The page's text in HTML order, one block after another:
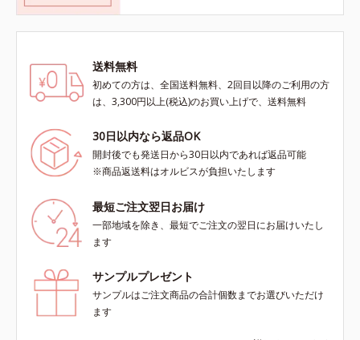
送料無料
初めての方は、全国送料無料、2回目以降のご利用の方
は、3,300円以上(税込)のお買い上げで、送料無料
30日以内なら返品OK
開封後でも発送日から30日以内であれば返品可能
※商品返送料はオルビスが負担いたします
最短ご注文翌日お届け
一部地域を除き、最短でご注文の翌日にお届けいたし
ます
サンプルプレゼント
サンプルはご注文商品の合計個数までお選びいただけ
ます